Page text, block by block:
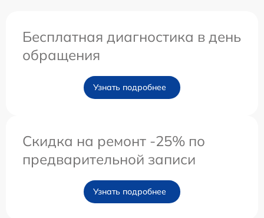
Бесплатная диагностика в день
обращения
Узнать подробнее
Скидка на ремонт -25% по
предварительной записи
Узнать подробнее